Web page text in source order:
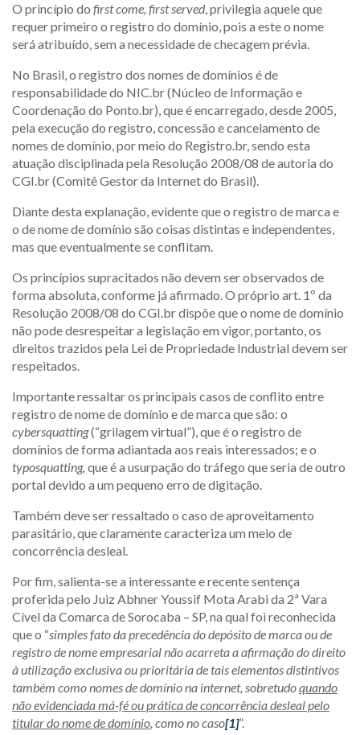
O princípio do first come, first served, privilegia aquele que
requer primeiro o registro do domínio, pois a este o nome
será atribuído, sem a necessidade de checagem prévia.
No Brasil, o registro dos nomes de domínios é de
responsabilidade do NIC.br (Núcleo de Informação e
Coordenação do Ponto.br), que é encarregado, desde 2005,
pela execução do registro, concessão e cancelamento de
nomes de domínio, por meio do Registro.br, sendo esta
atuação disciplinada pela Resolução 2008/08 de autoria do
CGI.br (Comitê Gestor da Internet do Brasil).
Diante desta explanação, evidente que o registro de marca e
o de nome de domínio são coisas distintas e independentes,
mas que eventualmente se conflitam.
Os princípios supracitados não devem ser observados de
forma absoluta, conforme já afirmado. O próprio art. 1º da
Resolução 2008/08 do CGI.br dispõe que o nome de domínio
não pode desrespeitar a legislação em vigor, portanto, os
direitos trazidos pela Lei de Propriedade Industrial devem ser
respeitados.
Importante ressaltar os principais casos de conflito entre
registro de nome de domínio e de marca que são: o
cybersquatting(“grilagem virtual”), que é o registro de
domínios de forma adiantada aos reais interessados; e o
typosquatting, que é a usurpação do tráfego que seria de outro
portal devido a um pequeno erro de digitação.
Também deve ser ressaltado o caso de aproveitamento
parasitário, que claramente caracteriza um meio de
concorrência desleal.
Por fim, salienta-se a interessante e recente sentença
proferida pelo Juiz Abhner Youssif Mota Arabi da 2ª Vara
Cível da Comarca de Sorocaba – SP, na qual foi reconhecida
que o “simples fato da precedência do depósito de marca ou de
registro de nome empresarial não acarreta a afirmação do direito
à utilização exclusiva ou prioritária de tais elementos distintivos
também como nomes de domínio na internet, sobretudoquando
não evidenciada má-fé ou prática de concorrência desleal pelo
titular do nome de domínio, como no caso[1]”.